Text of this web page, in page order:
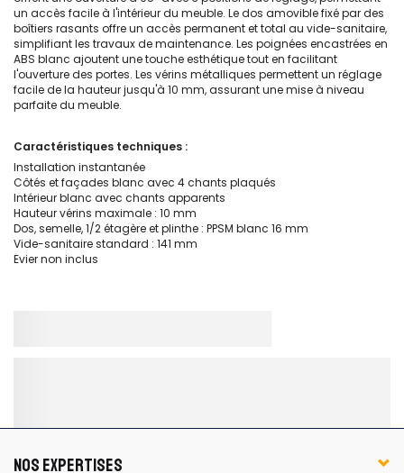
un accès facile à l'intérieur du meuble. Le dos amovible fixé par des
boîtiers rasants offre un accès permanent et total au vide-sanitaire,
simplifiant les travaux de maintenance. Les poignées encastrées en
ABS blanc ajoutent une touche esthétique tout en facilitant
l'ouverture des portes. Les vérins métalliques permettent un réglage
facile de la hauteur jusqu'à 10 mm, assurant une mise à niveau
parfaite du meuble.
Caractéristiques techniques :
Installation instantanée
Côtés et façades blanc avec 4 chants plaqués
Intérieur blanc avec chants apparents
Hauteur vérins maximale : 10 mm
Dos, semelle, 1/2 étagère et plinthe : PPSM blanc 16 mm
Vide-sanitaire standard : 141 mm
Evier non inclus
NOS EXPERTISES